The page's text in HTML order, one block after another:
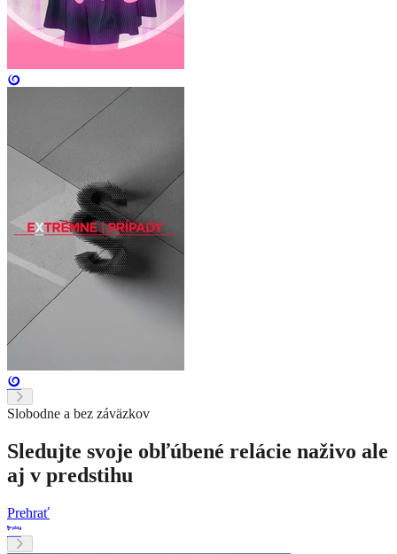
Slobodne a bez záväzkov
Sledujte svoje obľúbené relácie naživo ale
aj v predstihu
Prehrať